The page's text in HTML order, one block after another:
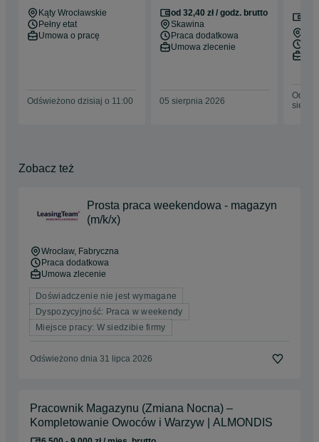
Kąty Wrocławskie
Pełny etat
Umowa o pracę
Odświeżono dzisiaj o 11:00
od 32,40 zł / godz. brutto
Skawina
Praca dodatkowa
Umowa zlecenie
05 sierpnia 2026
Zobacz też
Prosta praca weekendowa - magazyn
(m/k/x)
Wrocław, Fabryczna
Praca dodatkowa
Umowa zlecenie
Doświadczenie nie jest wymagane
Dyspozycyjność: Praca w weekendy
Miejsce pracy: W siedzibie firmy
Odświeżono dnia 31 lipca 2026
Pracownik Magazynu (Zmiana Nocna) –
Kompletowanie Owoców i Warzyw | ALMONDIS